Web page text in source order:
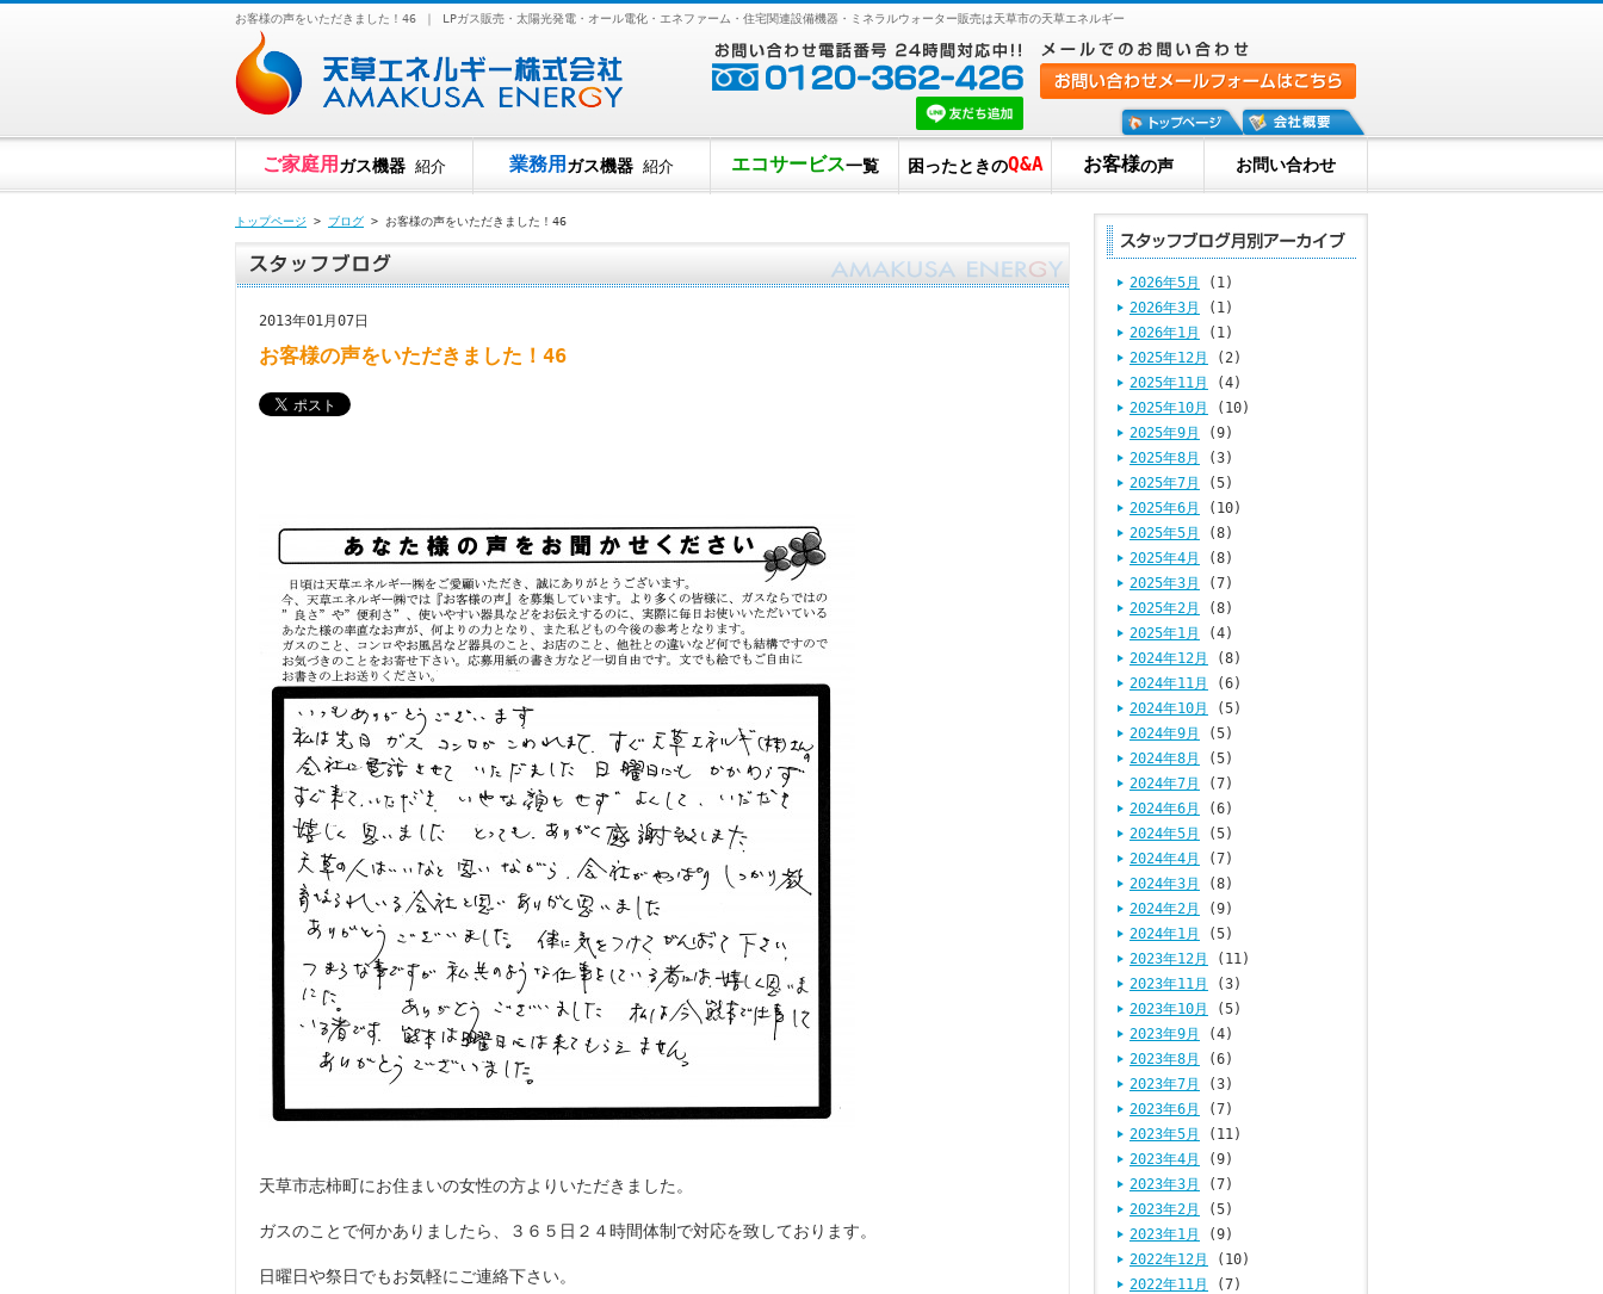
お客様の声をいただきました！46 ｜ LPガス販売・太陽光発電・オール電化・エネファーム・住宅関連設備機器・ミネラルウォーター販売は天草市の天草エネルギー
ご家庭用 ガス機器 紹介 業務用 ガス機器 紹介 エコサービス一覧 困ったときのQ&A お客様の声 お問い合わせ
トップページ > ブログ > お客様の声をいただきました！46
2013年01月07日
お客様の声をいただきました！46
天草市志柿町にお住まいの女性の方よりいただきました。
ガスのことで何かありましたら、３６５日２４時間体制で対応を致しております。
日曜日や祭日でもお気軽にご連絡下さい。
2026年5月
(1)
2026年3月
(1)
2026年1月
(1)
2025年12月
(2)
2025年11月
(4)
2025年10月
(10)
2025年9月
(9)
2025年8月
(3)
2025年7月
(5)
2025年6月
(10)
2025年5月
(8)
2025年4月
(8)
2025年3月
(7)
2025年2月
(8)
2025年1月
(4)
2024年12月
(8)
2024年11月
(6)
2024年10月
(5)
2024年9月
(5)
2024年8月
(5)
2024年7月
(7)
2024年6月
(6)
2024年5月
(5)
2024年4月
(7)
2024年3月
(8)
2024年2月
(9)
2024年1月
(5)
2023年12月
(11)
2023年11月
(3)
2023年10月
(5)
2023年9月
(4)
2023年8月
(6)
2023年7月
(3)
2023年6月
(7)
2023年5月
(11)
2023年4月
(9)
2023年3月
(7)
2023年2月
(5)
2023年1月
(9)
2022年12月
(10)
2022年11月
(7)